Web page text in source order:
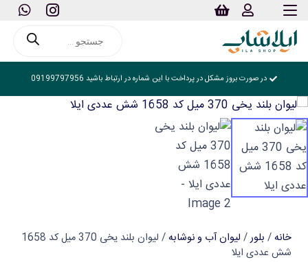
search
در صورت بروز مشکل در پرداخت با این شماره در ارتباط باشید 09199797956
خانه/ بلور/ لیوان آب و نوشابه
/ لیوان بلند یخی 370 میل کد 1658
شش عددی ایلا